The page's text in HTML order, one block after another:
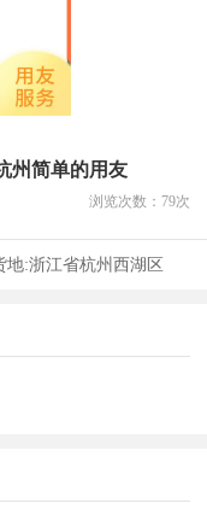
州简单的用友
浏览次数： 79次
地:浙江省杭州西湖区